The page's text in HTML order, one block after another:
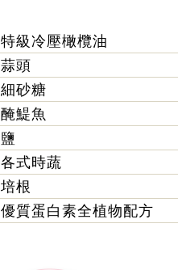
特級冷壓橄欖油
蒜頭
細砂糖
醃鯷魚
鹽
各式時蔬
培根
優質蛋白素全植物配方